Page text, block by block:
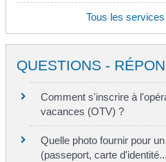
Tous les
QUESTIONS -
Comment s'inscrire à
vacances (OTV) ?
Quelle photo fournir pour
(passeport, carte